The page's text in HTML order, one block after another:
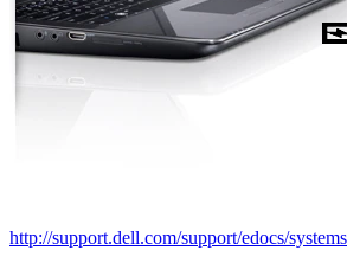
http://support.dell.com/support/edocs/